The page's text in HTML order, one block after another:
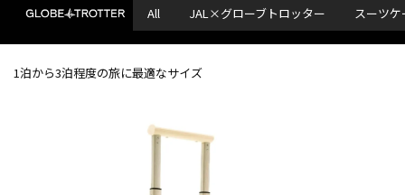
All JAL×グローブトロッター スーツケ
1泊から3泊程度の旅に最適なサイズ